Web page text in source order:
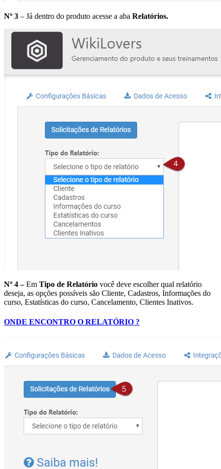
Nº 3 – Já dentro do produto acesse a aba Relatórios.
Nº 4 –Em Tipo de Relatório você deve escolher qual relatório
deseja, as opções possíveis são Cliente, Cadastros, Informações do
curso, Estatísticas do curso, Cancelamento, Clientes Inativos.
ONDE ENCONTRO O RELATÓRIO ?